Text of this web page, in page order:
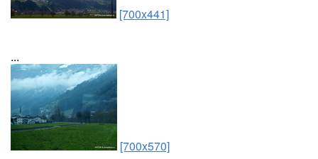
[700x441]
...
[700x570]